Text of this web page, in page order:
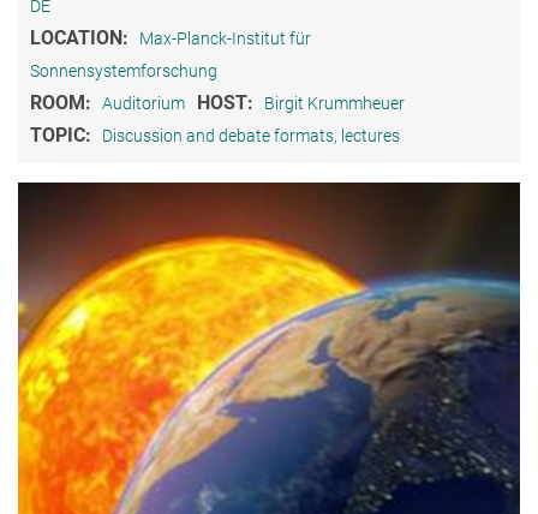
DE
LOCATION:
Max-Planck-Institut für
Sonnensystemforschung
ROOM: Auditorium HOST: Birgit Krummheuer
TOPIC: Discussion and debate formats, lectures